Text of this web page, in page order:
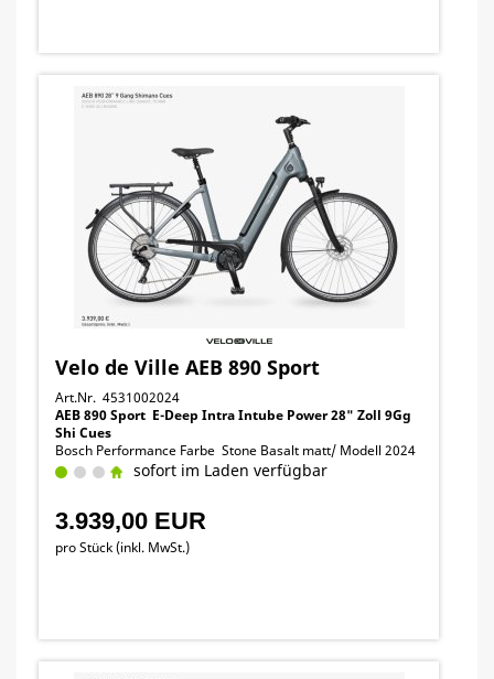
Velo de Ville AEB 890 Sport
Art.Nr. 4531002024
AEB 890 Sport E-Deep Intra Intube Power 28" Zoll 9Gg
Shi Cues
Bosch Performance Farbe Stone Basalt matt/ Modell 2024
sofort im Laden verfügbar
3.939,00 EUR
pro Stück (inkl. MwSt.)